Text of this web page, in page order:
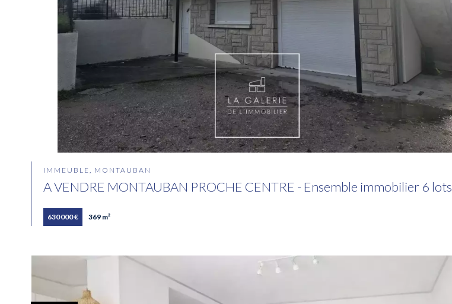
IMMEUBLE, MONTAUBAN
A VENDRE MONTAUBAN PROCHE CENTRE - Ensemble immobilier 6 lots
630 000 € 369 m²